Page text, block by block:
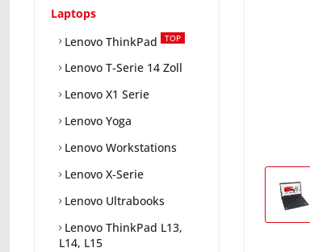
Laptops
Lenovo ThinkPad
TOP
Lenovo T-Serie 14 Zoll
Lenovo X1 Serie
Lenovo Yoga
Lenovo Workstations
Lenovo X-Serie
Lenovo Ultrabooks
Lenovo ThinkPad L13,
L14, L15